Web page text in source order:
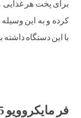
برای پخت هر غذایی
کرده و به این وسیله
با این دستگاه داشته